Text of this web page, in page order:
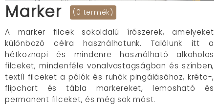
Marker (0 termék)
A marker filcek sokoldalú írószerek, amelyeket
különböző célra használhatunk. Találunk itt a
hétköznapi és mindenre használható alkoholos
filceket, mindenféle vonalvastagságban és színben,
textíl filceket a pólók és ruhák pingálásához, kréta-,
flipchart és tábla markereket, lemosható és
permanent filceket, és még sok mást.